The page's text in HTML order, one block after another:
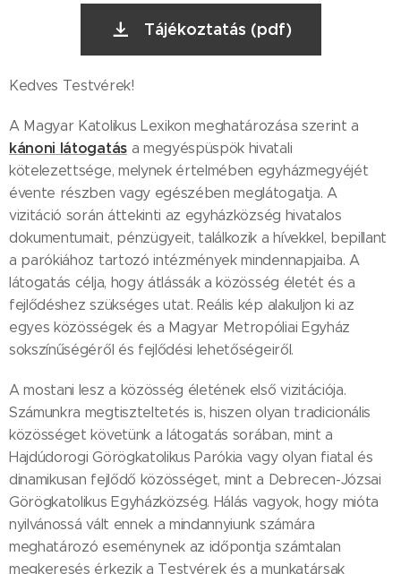
Tájékoztatás (pdf)
Kedves Testvérek!
A Magyar Katolikus Lexikon meghatározása szerint a
kánoni látogatása megyéspüspök hivatali
kötelezettsége, melynek értelmében egyházmegyéjét
évente részben vagy egészében meglátogatja. A
vizitáció során áttekinti az egyházközség hivatalos
dokumentumait, pénzügyeit, találkozik a hívekkel, bepillant
a parókiához tartozó intézmények mindennapjaiba. A
látogatás célja, hogy átlássák a közösség életét és a
fejlődéshez szükséges utat. Reális kép alakuljon ki az
egyes közösségek és a Magyar Metropóliai Egyház
sokszínűségéről és fejlődési lehetőségeiről.
A mostani lesz a közösség életének első vizitációja.
Számunkra megtiszteltetés is, hiszen olyan tradicionális
közösséget követünk a látogatás sorában, mint a
Hajdúdorogi Görögkatolikus Parókia vagy olyan fiatal és
dinamikusan fejlődő közösséget, mint a Debrecen-Józsai
Görögkatolikus Egyházközség. Hálás vagyok, hogy mióta
nyilvánossá vált ennek a mindannyiunk számára
meghatározó eseménynek az időpontja számtalan
megkeresés érkezik a Testvérek és a munkatársak